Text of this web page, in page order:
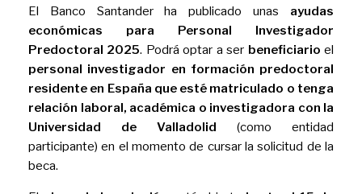
El Banco Santander ha publicado unas ayudas
económicas para Personal Investigador
Predoctoral 2025. Podrá optar a ser beneficiario el
personal investigador en formación predoctoral
residente en España que esté matriculado o tenga
relación laboral, académica o investigadora con la
Universidad de Valladolid (como entidad
participante) en el momento de cursar la solicitud de la
beca.